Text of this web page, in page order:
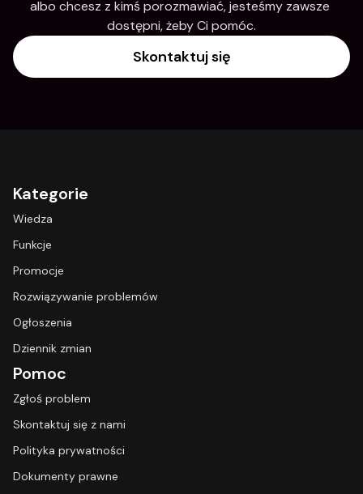
albo chcesz z kimś porozmawiać, jesteśmy zawsze
dostępni, żeby Ci pomóc.
Skontaktuj się
Kategorie
Wiedza
Funkcje
Promocje
Rozwiązywanie problemów
Ogłoszenia
Dziennik zmian
Pomoc
Zgłoś problem
Skontaktuj się z nami
Polityka prywatności
Dokumenty prawne